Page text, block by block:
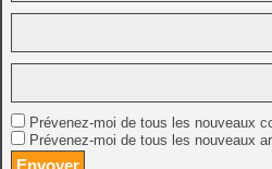
Prévenez-moi de tous les nouveaux
Prévenez-moi de tous les nouveaux